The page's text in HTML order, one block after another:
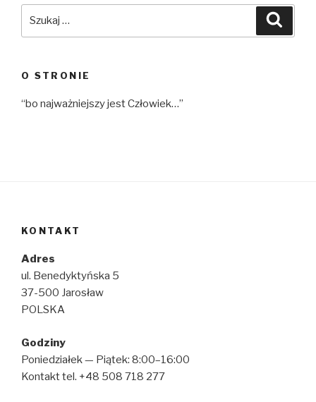
O STRONIE
“bo najważniejszy jest Człowiek…”
KONTAKT
Adres
ul. Benedyktyńska 5
37-500 Jarosław
POLSKA
Godziny
Poniedziałek — Piątek: 8:00–16:00
Kontakt tel. +48 508 718 277